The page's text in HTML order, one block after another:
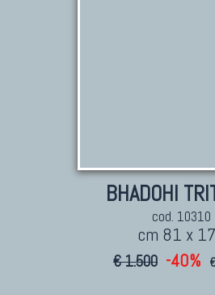
BHADOHI
cod. 10310
cm 81 x
€ 1.500 -40%